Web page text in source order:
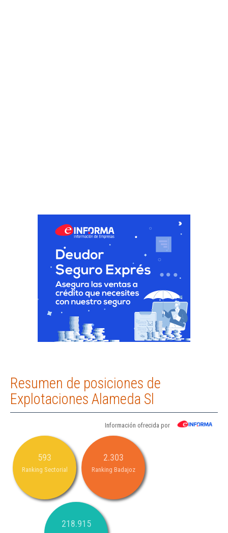
Resumen de posiciones de
Explotaciones Alameda Sl
Información ofrecida por
593
Ranking Sectorial
2.303
Ranking Badajoz
218.915